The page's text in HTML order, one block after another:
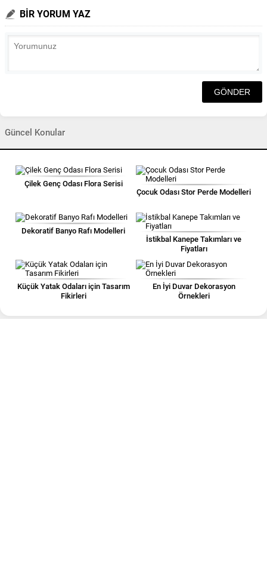
BİR YORUM YAZ
Güncel Konular
Çilek Genç Odası Flora Serisi
Çocuk Odası Stor Perde Modelleri
Dekoratif Banyo Rafı Modelleri
İstikbal Kanepe Takımları ve
Fiyatları
Küçük Yatak Odaları için Tasarım
Fikirleri
En İyi Duvar Dekorasyon
Örnekleri